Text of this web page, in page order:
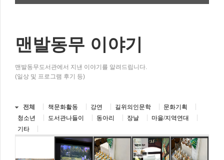
맨발동무 이야기
맨발동무도서관에서 지낸 이야기를 알려드립니다.
(일상 및 프로그램 후기 등)
전체 책문화활동 강연 길위의인문학
문화기획
청소년
도서관나들이 동아리 장날
마을/지역연대
기타